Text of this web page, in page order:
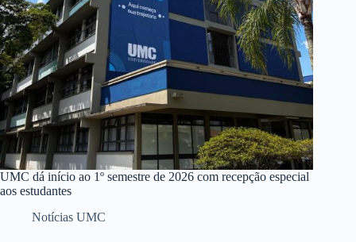
UMC dá início ao 1º semestre de 2026 com recepção especial
aos estudantes
Notícias UMC